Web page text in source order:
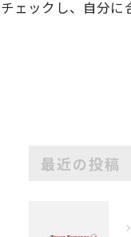
ェックし、自分に
最近の投稿